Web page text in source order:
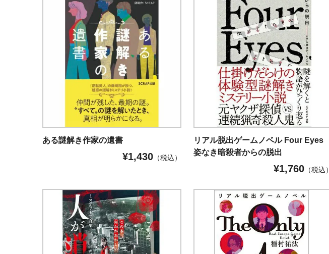
ある謎解き作家の遺書
¥1,430（税込）
リアル脱出ゲームノベル Four Eyes
姿なき暗殺者からの脱出
¥1,760（税込）